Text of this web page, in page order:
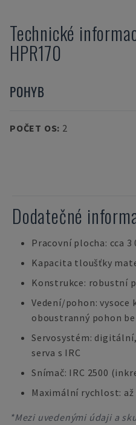
Technické
HPR170
POHYB
POČET OS: 2
Dodatečné
Pracovní plocha: cca 3
Kapacita tloušťky
Konstrukce: robustní
Vedení/pohon:
oboustranný pohon
Servosystém:
serva s IRC
Snímač: IRC 2500
Maximální rychlost:
*Mezi uvedenými údaji a